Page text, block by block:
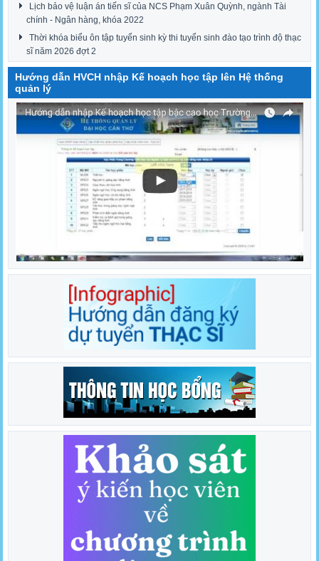
Lịch bảo vệ luận án tiến sĩ của NCS Phạm Xuân Quỳnh, ngành Tài
chính - Ngân hàng, khóa 2022
Thời khóa biểu ôn tập tuyển sinh kỳ thi tuyển sinh đào tạo trình độ thạc
sĩ năm 2026 đợt 2
Hướng dẫn HVCH nhập Kế hoạch học tập lên Hệ thống
quản lý